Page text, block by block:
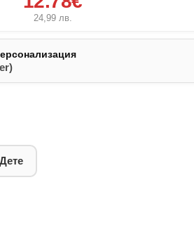
24,99 лв.
Дете